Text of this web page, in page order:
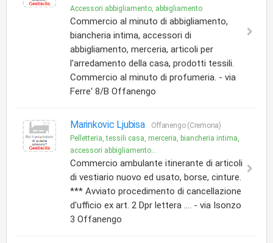
Accessori abbigliamento, abbigliamento
Commercio al minuto di abbigliamento,
biancheria intima, accessori di
abbigliamento, merceria, articoli per
l'arredamento della casa, prodotti tessili.
Commercio al minuto di profumeria. - via
Ferre' 8/B Offanengo
Marinkovic Ljubisa
Offanengo (Cremona)
Pelletteria, tessili casa, merceria, biancheria intima,
accessori abbigliamento...
Commercio ambulante itinerante di articoli
di vestiario nuovo ed usato, borse, cinture.
*** Avviato procedimento di cancellazione
d'ufficio ex art. 2 Dpr lettera .... - via Isonzo
3 Offanengo